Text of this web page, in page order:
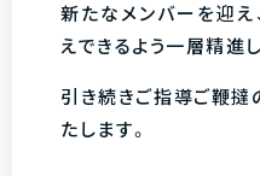
新たなメンバーを迎
えできるよう一層精進
引き続きご指導ご鞭撻
たします。